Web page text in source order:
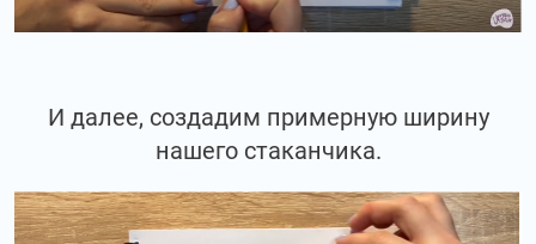
И далее, создадим примерную ширину
нашего стаканчика.